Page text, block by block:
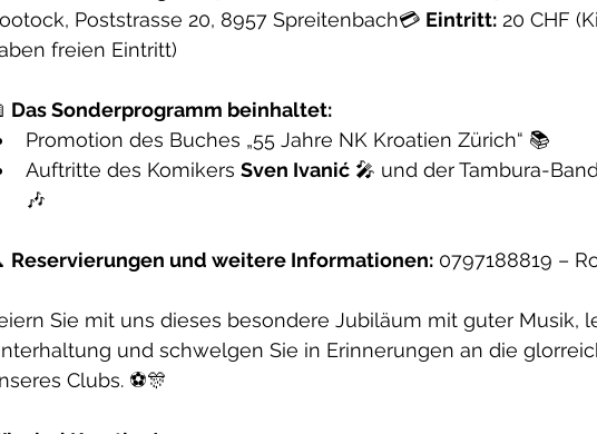
Poststrasse 20, 8957 Spreitenbach💳 Eintritt: 20 CHF
freien Eintritt)
Das Sonderprogramm beinhaltet:
Promotion des Buches „55 Jahre NK Kroatien Zürich“ 📚
Auftritte des Komikers Sven Ivanić 🎤 und der Tambura-Band
🎶
Reservierungen und weitere Informationen: 0797188819 –
Sie mit uns dieses besondere Jubiläum mit guter Musik,
und schwelgen Sie in Erinnerungen an die
Clubs. ⚽️🎊